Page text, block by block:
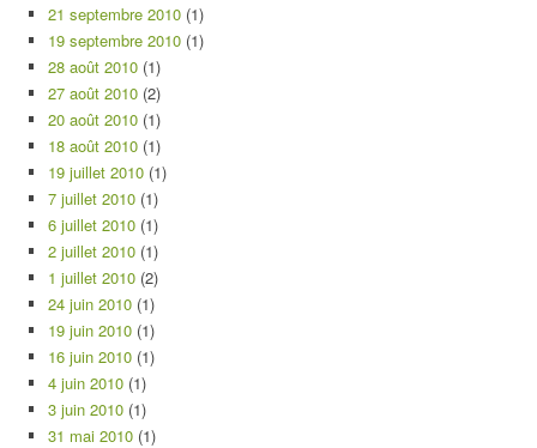
21 septembre 2010 (1)
19 septembre 2010 (1)
28 août 2010 (1)
27 août 2010 (2)
20 août 2010 (1)
18 août 2010 (1)
19 juillet 2010 (1)
7 juillet 2010 (1)
6 juillet 2010 (1)
2 juillet 2010 (1)
1 juillet 2010 (2)
24 juin 2010 (1)
19 juin 2010 (1)
16 juin 2010 (1)
4 juin 2010 (1)
3 juin 2010 (1)
31 mai 2010 (1)